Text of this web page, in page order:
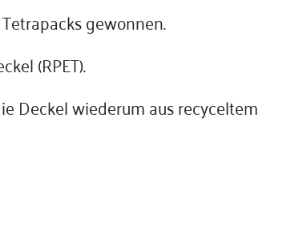
gewonnen.
(RPET).
Deckel wiederum aus recyceltem